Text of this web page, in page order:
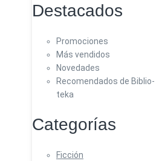
Destacados
Promociones
Más vendidos
Novedades
Recomendados de Biblio-
teka
Categorías
Ficción